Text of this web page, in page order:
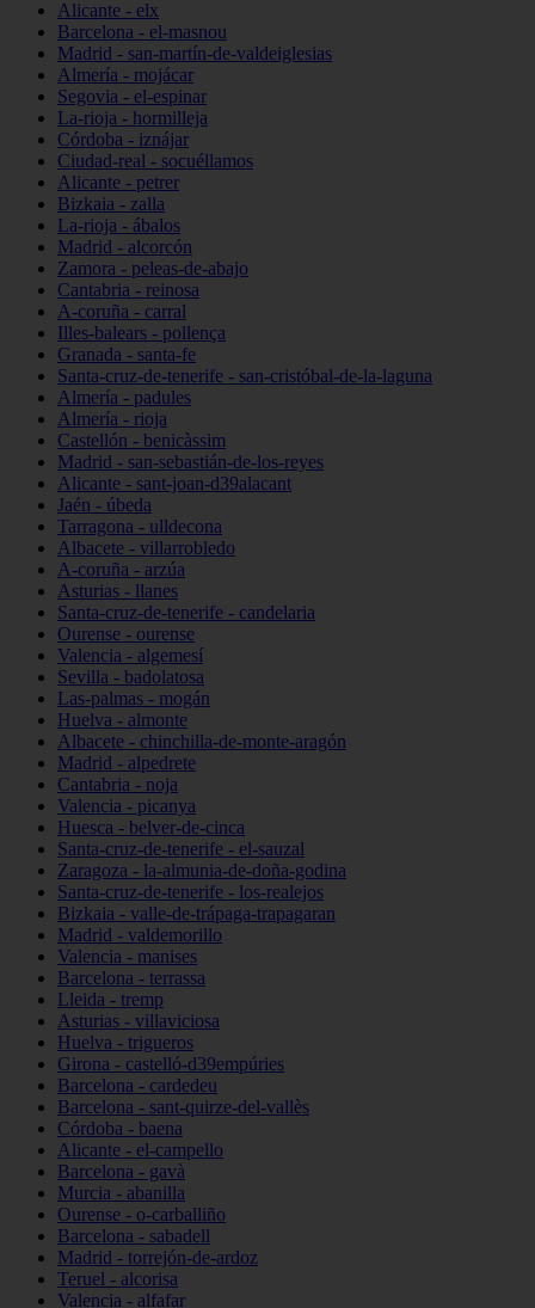
Alicante - elx
Barcelona - el-masnou
Madrid - san-martín-de-valdeiglesias
Almería - mojácar
Segovia - el-espinar
La-rioja - hormilleja
Córdoba - iznájar
Ciudad-real - socuéllamos
Alicante - petrer
Bizkaia - zalla
La-rioja - ábalos
Madrid - alcorcón
Zamora - peleas-de-abajo
Cantabria - reinosa
A-coruña - carral
Illes-balears - pollença
Granada - santa-fe
Santa-cruz-de-tenerife - san-cristóbal-de-la-laguna
Almería - padules
Almería - rioja
Castellón - benicàssim
Madrid - san-sebastián-de-los-reyes
Alicante - sant-joan-d39alacant
Jaén - úbeda
Tarragona - ulldecona
Albacete - villarrobledo
A-coruña - arzúa
Asturias - llanes
Santa-cruz-de-tenerife - candelaria
Ourense - ourense
Valencia - algemesí
Sevilla - badolatosa
Las-palmas - mogán
Huelva - almonte
Albacete - chinchilla-de-monte-aragón
Madrid - alpedrete
Cantabria - noja
Valencia - picanya
Huesca - belver-de-cinca
Santa-cruz-de-tenerife - el-sauzal
Zaragoza - la-almunia-de-doña-godina
Santa-cruz-de-tenerife - los-realejos
Bizkaia - valle-de-trápaga-trapagaran
Madrid - valdemorillo
Valencia - manises
Barcelona - terrassa
Lleida - tremp
Asturias - villaviciosa
Huelva - trigueros
Girona - castelló-d39empúries
Barcelona - cardedeu
Barcelona - sant-quirze-del-vallès
Córdoba - baena
Alicante - el-campello
Barcelona - gavà
Murcia - abanilla
Ourense - o-carballiño
Barcelona - sabadell
Madrid - torrejón-de-ardoz
Teruel - alcorisa
Valencia - alfafar